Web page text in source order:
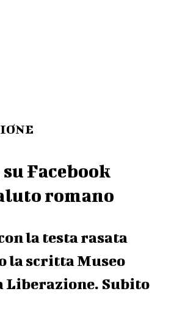
Facebook
romano
la testa rasata
la scritta Museo
Liberazione. Subito